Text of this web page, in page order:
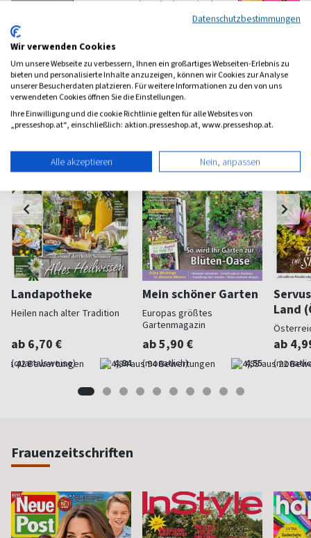
zum Geschenkabo-Finder
Weitere Haus-Garten-Magazine
Landapotheke
Heilen nach alter Tradition
ab 6,70 €
(quartalsweise) 4,84
Mein schöner Garten
Europas größtes
Gartenmagazin
ab 5,90 €
(monatlich) 4,55
Land
ab
Frauenzeitschriften
Datenschutzbestimmungen
Wir verwenden Cookies
Um unsere Webseite zu verbessern, Ihnen ein großartiges Webseiten-Erlebnis zu
bieten und personalisierte Inhalte anzuzeigen, können wir Cookies zur Analyse
unserer Besucherdaten platzieren. Für weitere Informationen zu den von uns
verwendeten Cookies öffnen Sie die Einstellungen.
Ihre Einwilligung und die cookie Richtlinie gelten für alle Websites von
„presseshop.at“, einschließlich: aktion.presseshop.at, www.presseshop.at.
Alle akzeptieren Nein, anpassen